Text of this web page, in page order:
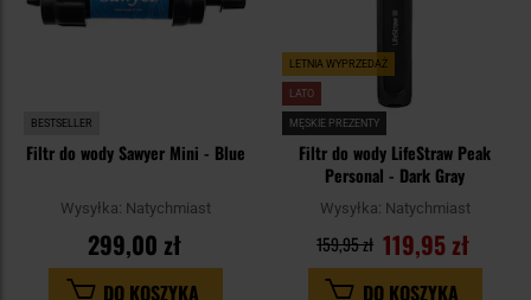
BESTSELLER
Filtr do wody Sawyer Mini - Blue
Wysyłka: Natychmiast
299,00 zł
DO KOSZYKA
LETNIA WYPRZEDAŻ
LATO
MĘSKIE PREZENTY
Filtr do wody LifeStraw Peak
Personal - Dark Gray
Wysyłka: Natychmiast
119,95 zł
159,95 zł
DO KOSZYKA